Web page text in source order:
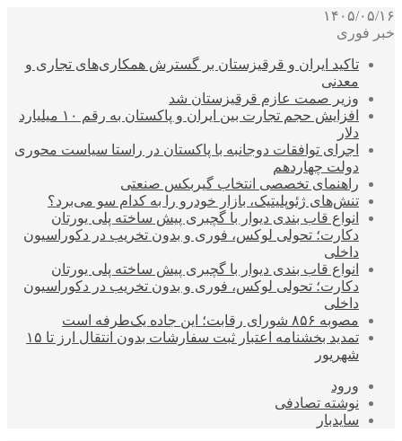
۱۴۰۵/۰۵/۱۶
خبر فوری
تاکید ایران و قرقیزستان بر گسترش همکاری‌های تجاری و
معدنی
وزیر صمت عازم قرقیزستان شد
افزایش حجم تجارت بین ایران و پاکستان به رقم ۱۰ میلیارد
دلار
اجرای توافقات دوجانبه با پاکستان در راستا سیاست محوری
دولت چهاردهم
راهنمای تخصصی انتخاب گیربکس صنعتی
تنش‌های ژئوپلیتیک، بازار خودرو را به کدام سو می‌برد؟
انواع قاب بندی دیوار با گچبری پیش ساخته پلی یورتان
دکارت؛ تحولی لوکس، فوری و بدون تخریب در دکوراسیون
داخلی
انواع قاب بندی دیوار با گچبری پیش ساخته پلی یورتان
دکارت؛ تحولی لوکس، فوری و بدون تخریب در دکوراسیون
داخلی
مصوبه ۸۵۶ شورای رقابت؛ این جاده یک‌طرفه است
تمدید بخشنامه اعتبار ثبت سفارشات بدون انتقال ارز تا ۱۵
شهریور
ورود
نوشته تصادفی
سایدبار